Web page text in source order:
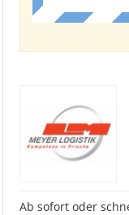
Ab sofort oder